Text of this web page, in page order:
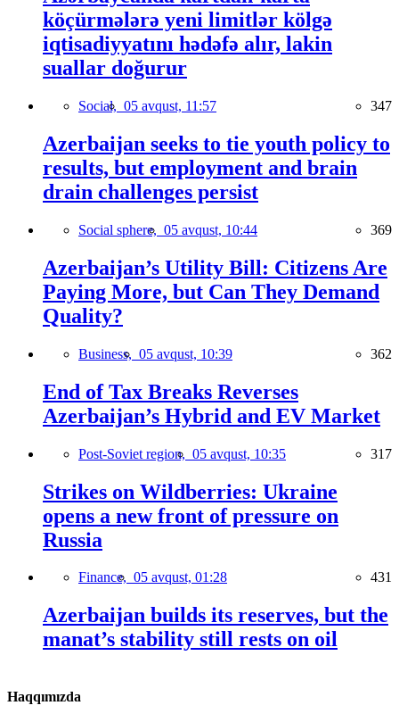
köçürmələrə yeni limitlər kölgə
iqtisadiyyatını hədəfə alır, lakin
suallar doğurur
Social, 05 avqust, 11:57 347
Azerbaijan seeks to tie youth policy to
results, but employment and brain
drain challenges persist
Social sphere, 05 avqust, 10:44 369
Azerbaijan’s Utility Bill: Citizens Are
Paying More, but Can They Demand
Quality?
Business, 05 avqust, 10:39 362
End of Tax Breaks Reverses
Azerbaijan’s Hybrid and EV Market
Post-Soviet region, 05 avqust, 10:35 317
Strikes on Wildberries: Ukraine
opens a new front of pressure on
Russia
Finance, 05 avqust, 01:28 431
Azerbaijan builds its reserves, but the
manat’s stability still rests on oil
Haqqımızda